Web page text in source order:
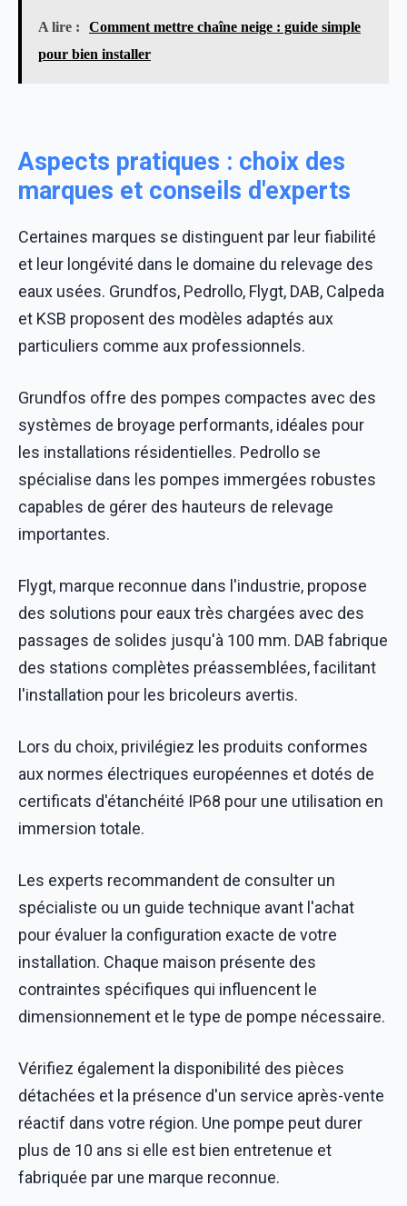
A lire :
Comment mettre chaîne neige : guide simple
pour bien installer
Aspects pratiques : choix des
marques et conseils d'experts
Certaines marques se distinguent par leur fiabilité
et leur longévité dans le domaine du relevage des
eaux usées. Grundfos, Pedrollo, Flygt, DAB, Calpeda
et KSB proposent des modèles adaptés aux
particuliers comme aux professionnels.
Grundfos offre des pompes compactes avec des
systèmes de broyage performants, idéales pour
les installations résidentielles. Pedrollo se
spécialise dans les pompes immergées robustes
capables de gérer des hauteurs de relevage
importantes.
Flygt, marque reconnue dans l'industrie, propose
des solutions pour eaux très chargées avec des
passages de solides jusqu'à 100 mm. DAB fabrique
des stations complètes préassemblées, facilitant
l'installation pour les bricoleurs avertis.
Lors du choix, privilégiez les produits conformes
aux normes électriques européennes et dotés de
certificats d'étanchéité IP68 pour une utilisation en
immersion totale.
Les experts recommandent de consulter un
spécialiste ou un guide technique avant l'achat
pour évaluer la configuration exacte de votre
installation. Chaque maison présente des
contraintes spécifiques qui influencent le
dimensionnement et le type de pompe nécessaire.
Vérifiez également la disponibilité des pièces
détachées et la présence d'un service après-vente
réactif dans votre région. Une pompe peut durer
plus de 10 ans si elle est bien entretenue et
fabriquée par une marque reconnue.